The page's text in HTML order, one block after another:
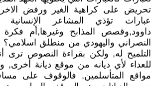
تحريض على كراهية الغير ورفض
عبارات تؤذي المشاعر
داوود,وقصص المذابح وغيرها,أم فكرة
النصراني واليهودي من منطلق اسلامي؟
التلميح له, ولكن بقراءة النصوص ترى
للعداء لأي ديانه من موقع ديانة
مواقع المتأسلمين, فالوقوف على